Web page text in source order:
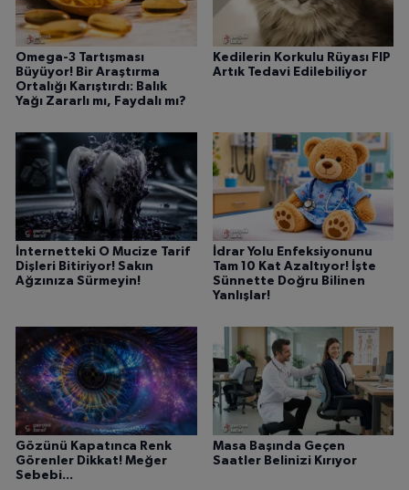
Omega-3 Tartışması
Büyüyor! Bir Araştırma
Ortalığı Karıştırdı: Balık
Yağı Zararlı mı, Faydalı mı?
Kedilerin Korkulu Rüyası FIP
Artık Tedavi Edilebiliyor
İnternetteki O Mucize Tarif
Dişleri Bitiriyor! Sakın
Ağzınıza Sürmeyin!
İdrar Yolu Enfeksiyonunu
Tam 10 Kat Azaltıyor! İşte
Sünnette Doğru Bilinen
Yanlışlar!
Gözünü Kapatınca Renk
Görenler Dikkat! Meğer
Sebebi...
Masa Başında Geçen
Saatler Belinizi Kırıyor